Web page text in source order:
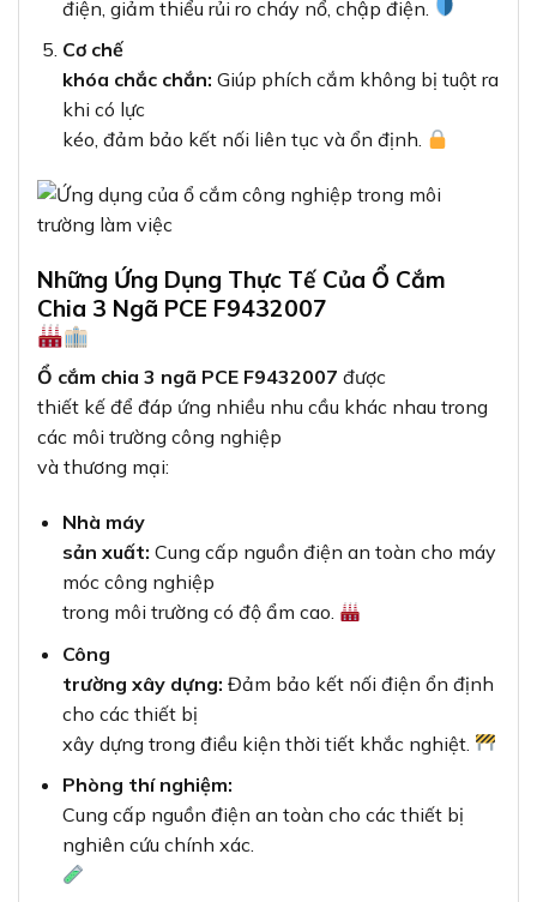
điện, giảm thiểu rủi ro cháy nổ, chập điện.
Cơ chế
khóa chắc chắn: Giúp phích cắm không bị tuột ra
khi có lực
kéo, đảm bảo kết nối liên tục và ổn định.
Những Ứng Dụng Thực Tế Của Ổ Cắm
Chia 3 Ngã PCE F9432007
Ổ cắm chia 3 ngã PCE F9432007 được
thiết kế để đáp ứng nhiều nhu cầu khác nhau trong
các môi trường công nghiệp
và thương mại:
Nhà máy
sản xuất: Cung cấp nguồn điện an toàn cho máy
móc công nghiệp
trong môi trường có độ ẩm cao.
Công
trường xây dựng: Đảm bảo kết nối điện ổn định
cho các thiết bị
xây dựng trong điều kiện thời tiết khắc nghiệt.
Phòng thí nghiệm:
Cung cấp nguồn điện an toàn cho các thiết bị
nghiên cứu chính xác.